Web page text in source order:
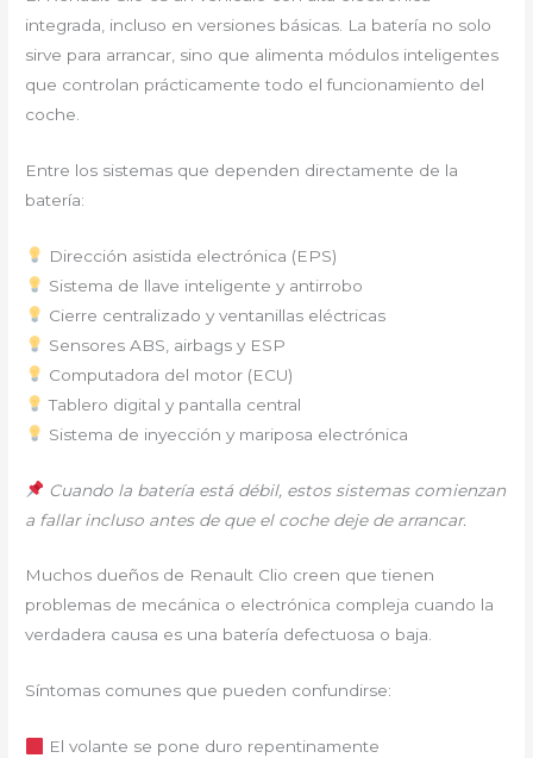
integrada, incluso en versiones básicas. La batería no solo
sirve para arrancar, sino que alimenta módulos inteligentes
que controlan prácticamente todo el funcionamiento del
coche.
Entre los sistemas que dependen directamente de la
batería:
Dirección asistida electrónica (EPS)
Sistema de llave inteligente y antirrobo
Cierre centralizado y ventanillas eléctricas
Sensores ABS, airbags y ESP
Computadora del motor (ECU)
Tablero digital y pantalla central
Sistema de inyección y mariposa electrónica
Cuando la batería está débil, estos sistemas comienzan
a fallar incluso antes de que el coche deje de arrancar.
Muchos dueños de Renault Clio creen que tienen
problemas de mecánica o electrónica compleja cuando la
verdadera causa es una batería defectuosa o baja.
Síntomas comunes que pueden confundirse:
El volante se pone duro repentinamente